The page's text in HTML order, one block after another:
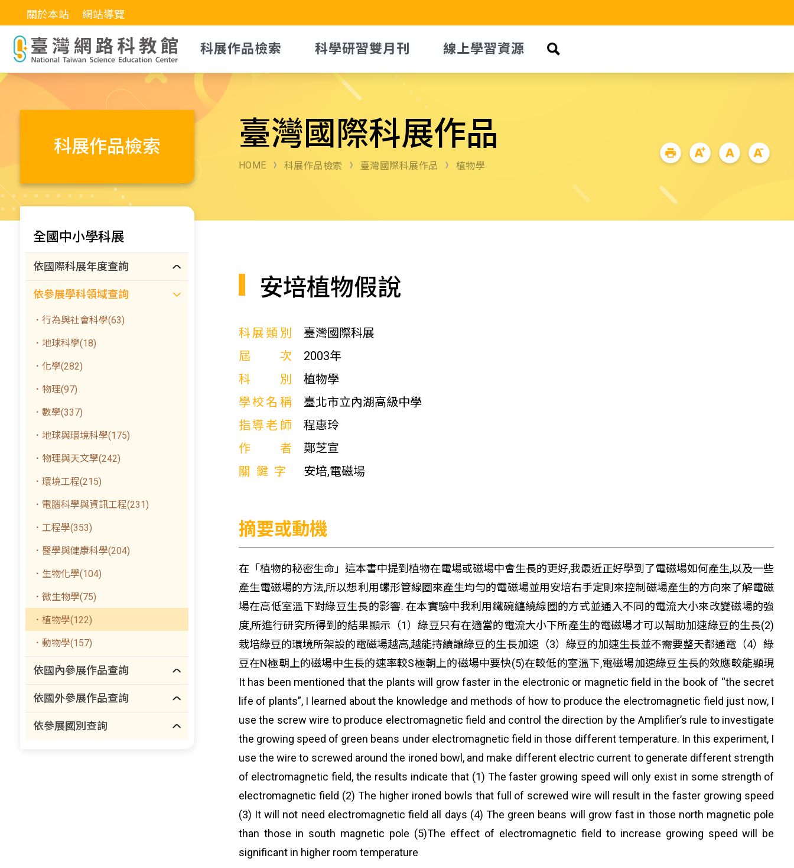
關於本站 網站導覽
科展作品檢索 科學研習雙月刊 線上學習資源
科展作品檢索 臺灣國際科展作品
HOME 科展作品檢索 臺灣國際科展作品 植物學
全國中小學科展
依國際科展年度查詢
依參展學科領域查詢
．行為與社會科學(63)
．地球科學(18)
．化學(282)
．物理(97)
．數學(337)
．地球與環境科學(175)
．物理與天文學(242)
．環境工程(215)
．電腦科學與資訊工程(231)
．工程學(353)
．醫學與健康科學(204)
．生物化學(104)
．微生物學(75)
．植物學(122)
．動物學(157)
依國內參展作品查詢
依國外參展作品查詢
依參展國別查詢
安培植物假說
科展類別
臺灣國際科展
屆次
2003年
科別
植物學
學校名稱
臺北市立內湖高級中學
指導老師
程惠玲
作者
鄭芝宣
關鍵字
安培,電磁場
摘要或動機
在「植物的秘密生命」這本書中提到植物在電場或磁場中會生長的更好,我最近正好學到了電磁場如何產生,以及一些
產生電磁場的方法,所以想利用螺形管線圈來產生均勻的電磁場並用安培右手定則來控制磁場產生的方向來了解電磁
場在高低室溫下對綠豆生長的影響. 在本實驗中我利用鐵碗纏繞線圈的方式並通入不同的電流大小來改變磁場的強
度,所進行研究所得到的結果顯示（1）綠豆只有在適當的電流大小下所產生的電磁場才可以幫助加速綠豆的生長(2)
栽培綠豆的環境所架設的電磁場越高,越能持續讓綠豆的生長加速（3）綠豆的加速生長並不需要整天都通電（4）綠
豆在N極朝上的磁場中生長的速率較S極朝上的磁場中要快(5)在較低的室溫下,電磁場加速綠豆生長的效應較能顯現
It has been mentioned that the plants will grow faster in the electronic or magnetic field in the book of “the secret
life of plants”, I learned about the knowledge and methods of how to produce the electromagnetic field just now, I
use the screw wire to produce electromagnetic field and control the direction by the Amplifier’s rule to investigate
the growing speed of green beans under electromagnetic field in those different temperature. In this experiment, I
use the wire to screwed around the ironed bowl, and make different electric current to generate different strength
of electromagnetic field, the results indicate that (1) The faster growing speed will only exist in some strength of
electromagnetic field (2) The higher ironed bowls that full of screwed wire will result in the faster growing speed
(3) It will not need electromagnetic field all days (4) The green beans will grow fast in those north magnetic pole
than those in south magnetic pole (5)The effect of electromagnetic field to increase growing speed will be
significant in higher room temperature